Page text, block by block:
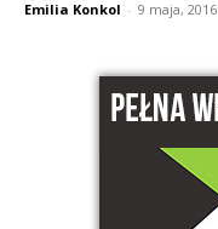
Emilia Konkol - 9 maja, 2016